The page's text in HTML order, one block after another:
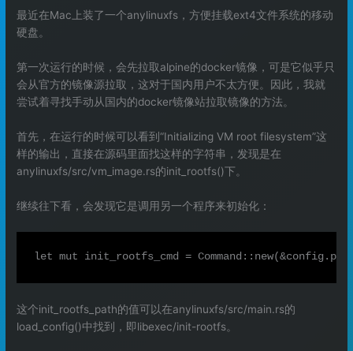
最近在Mac上装了一个anylinuxfs，方便挂载ext4文件系统的移动
硬盘。
第一次运行的时候，会先拉取alpine的docker镜像，可是它似乎只
会从官方的镜像源拉取，这对于国内用户不太方便。因此，我就
尝试着寻找手动从国内的docker镜像站拉取镜像的方法。
首先，在运行的时候可以看到“Initializing VM root filesystem”这
样的输出，直接在源码里面找这样的字符串，发现是在
anylinuxfs/src/vm_image.rs的init_rootfs()下。
继续往下看，会发现它是调用另一个程序来初始化：
这个init_rootfs_path的值可以在anylinuxfs/src/main.rs的
load_config()中找到，即libexec/init-rootfs。